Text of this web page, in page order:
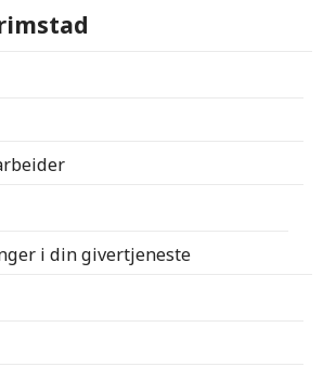
i din givertjeneste